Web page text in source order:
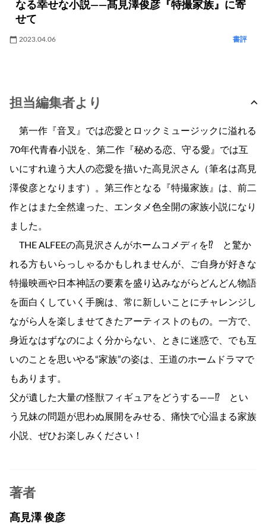
なる幸せな小説――髙見澤俊彦『特撮家族』に寄
せて
2023.04.06 書評
担当編集者より
第一作『音叉』では恋愛とロックミュージックに溢れる
70年代青春小説を、第二作『秘める恋、守る愛』では互
いにすれ違う大人の恋愛を描いた高見沢さん（筆名は髙見
澤俊彦となります）。第三作となる『特撮家族』は、前二
作とはまた全然違った、エンタメ色全開の家族小説になり
ました。
THE ALFEEの高見沢さんがホームコメディを⁉ と驚か
れる方もいらっしゃるかもしれませんが、ご自身が好きな
特撮映画や日本神話の要素を盛り込みながらどんどん物語
を面白くしていく手腕は、常に新しいことにチャレンジし
ながら人を楽しませてきたアーティストのもの。一方で、
身近なはずなのによく分からない、ときに迷惑で、でも互
いのことを思いやる“家族”の姿は、王道のホームドラマで
もあります。
父が遺した大量の怪獣フィギュアをどうする――⁉ とい
う兄妹の問題が思わぬ展開をみせる、痛快で心温まる家族
小説、ぜひお楽しみください！
著者
髙見澤 俊彦